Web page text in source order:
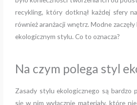
recykling, który dotknął każdej sfery
również aranżacji wnętrz. Modne
ekologicznym stylu. Co to oznacza?
Na czym polega styl
Zasady stylu ekologicznego są
się w nim wyłącznie materiały, które